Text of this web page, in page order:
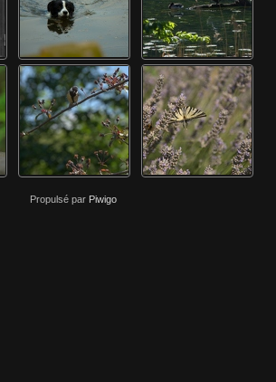
Propulsé par Piwigo